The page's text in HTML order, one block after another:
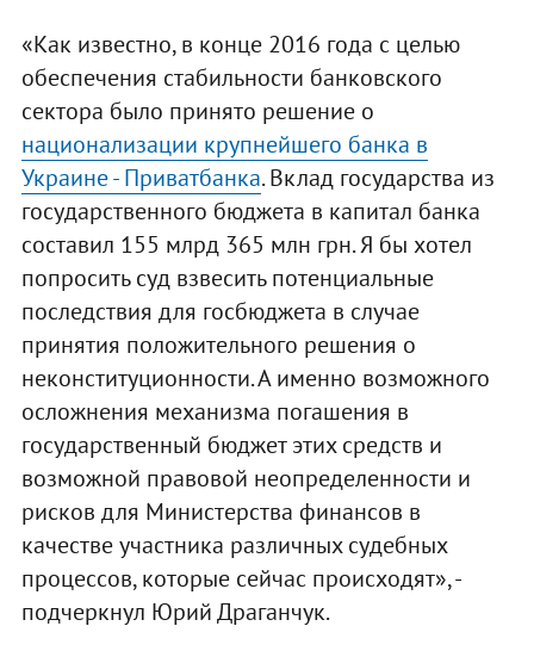
«Как известно, в конце 2016 года с целью
обеспечения стабильности банковского
сектора было принято решение о
национализации крупнейшего банка в
Украине - Приватбанка. Вклад государства из
государственного бюджета в капитал банка
составил 155 млрд 365 млн грн. Я бы хотел
попросить суд взвесить потенциальные
последствия для госбюджета в случае
принятия положительного решения о
неконституционности. А именно возможного
осложнения механизма погашения в
государственный бюджет этих средств и
возможной правовой неопределенности и
рисков для Министерства финансов в
качестве участника различных судебных
процессов, которые сейчас происходят», -
подчеркнул Юрий Драганчук.